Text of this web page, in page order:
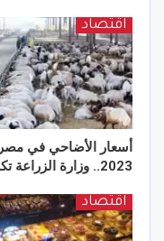
اقتصاد
أسعار الأضاحي في مصر
2023.. وزارة الزراعة تكشف
اقتصاد